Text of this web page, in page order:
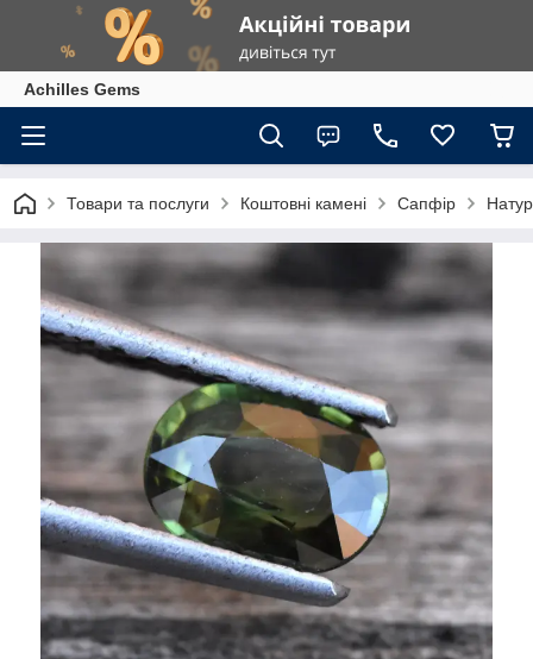
Achilles Gems
Товари та послуги Коштовні камені Сапфір